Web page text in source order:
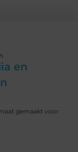
en
gemaakt voor